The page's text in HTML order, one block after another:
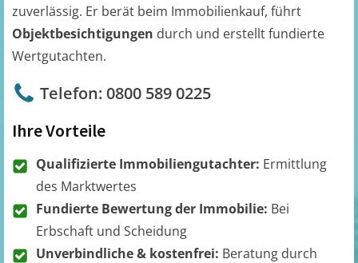
zuverlässig. Er berät beim Immobilienkauf, führt
Objektbesichtigungen durch und erstellt fundierte
Wertgutachten.
Telefon: 0800 589 0225
Ihre Vorteile
Qualifizierte Immobiliengutachter: Ermittlung
des Marktwertes
Fundierte Bewertung der Immobilie: Bei
Erbschaft und Scheidung
Unverbindliche & kostenfrei: Beratung durch